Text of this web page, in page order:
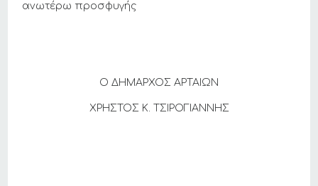
ανωτέρω προσφυγής
Ο ΔΗΜΑΡΧΟΣ ΑΡΤΑΙΩΝ
ΧΡΗΣΤΟΣ Κ. ΤΣΙΡΟΓΙΑΝΝΗΣ